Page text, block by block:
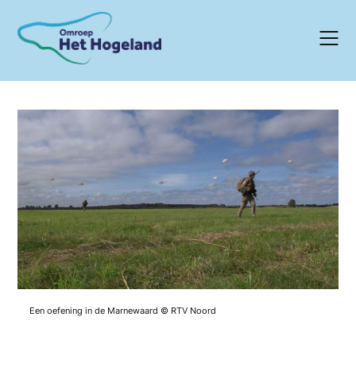
content
Een oefening in de Marnewaard © RTV Noord